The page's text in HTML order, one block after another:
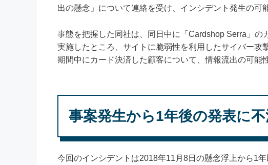
出の懸念」について連絡を受け、インシデント発生の可
事態を把握した同社は、同日中に「Cardshop Serra」
実施したところ、サイトに脆弱性を利用したサイバー
期間中にカード決済した顧客について、情報流出の可能
事案発生から1年後の発表に
今回のインシデントは2018年11月8日の懸念浮上から1